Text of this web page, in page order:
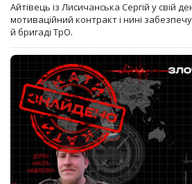
Айтівець із Лисичанська Сергій у свій
мотиваційний контракт і нині
й бригаді ТрО.